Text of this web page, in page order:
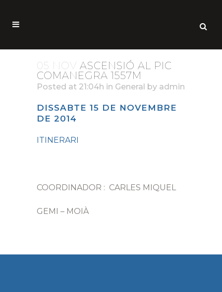
05 NOV ASCENSIÓ AL PIC
COMANEGRA 1557M
Posted at 21:04h in General by admin
DISSABTE 15 DE NOVEMBRE
DE 2014
ITINERARI
COORDINADOR : CARLES MIQUEL
GEMI – MOIÀ